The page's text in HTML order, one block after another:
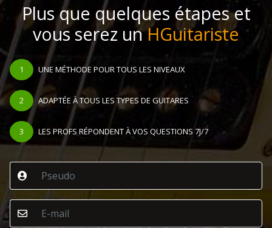
Plus que quelques étapes et
vous serez unHGuitariste
1 UNE MÉTHODE POUR TOUS LES NIVEAUX
2 ADAPTÉE À TOUS LES TYPES DE GUITARES
3 LES PROFS RÉPONDENT À VOS QUESTIONS 7J/7